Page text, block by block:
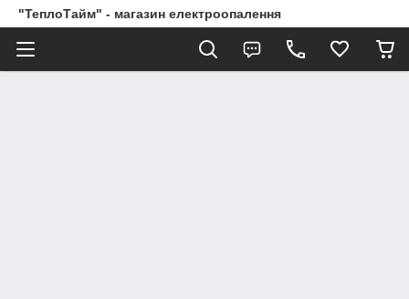
"ТеплоТайм" - магазин електроопалення